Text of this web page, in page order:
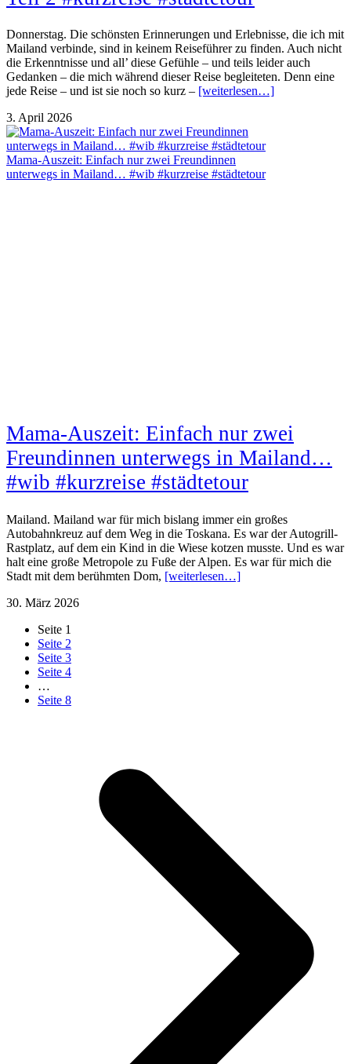
Donnerstag. Die schönsten Erinnerungen und Erlebnisse, die ich mit
Mailand verbinde, sind in keinem Reiseführer zu finden. Auch nicht
die Erkenntnisse und all’ diese Gefühle – und teils leider auch
Gedanken – die mich während dieser Reise begleiteten. Denn eine
jede Reise – und ist sie noch so kurz – [weiterlesen…]
3. April 2026
Mama-Auszeit: Einfach nur zwei Freundinnen
unterwegs in Mailand… #wib #kurzreise #städtetour
Mama-Auszeit: Einfach nur zwei
Freundinnen unterwegs in Mailand…
#wib #kurzreise #städtetour
Mailand. Mailand war für mich bislang immer ein großes
Autobahnkreuz auf dem Weg in die Toskana. Es war der Autogrill-
Rastplatz, auf dem ein Kind in die Wiese kotzen musste. Und es war
halt eine große Metropole zu Fuße der Alpen. Es war für mich die
Stadt mit dem berühmten Dom, [weiterlesen…]
30. März 2026
Seite 1
Seite 2
Seite 3
Seite 4
…
Seite 8